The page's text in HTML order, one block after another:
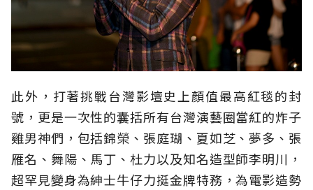
此外，打著挑戰台灣影壇史上顏值最高紅毯的封
號，更是一次性的囊括所有台灣演藝圈當紅的炸子
雞男神們，包括錦榮、張庭瑚、夏如芝、夢多、張
雁名、舞陽、馬丁、杜力以及知名造型師李明川，
超罕見變身為紳士牛仔力挺金牌特務，為電影造勢